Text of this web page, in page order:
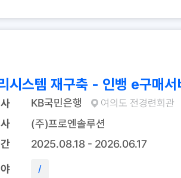
시스템 재구축 - 인뱅 e구매
KB국민은행 여의도 전경련회관
(주)프로엔솔루션
2025.08.18 - 2026.06.17
/